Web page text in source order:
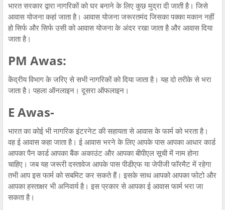
भारत सरकार द्वारा नागरिकों को घर बनाने के लिए कुछ मुद्रा दी जाती है। जिसे
आवास योजना कहां जाता है। आवास योजना जरूरतमंद जिसका पक्का मकान नहीं
हो सिर्फ और सिर्फ उसी को आवास योजना के अंदर रखा जाता है और आवास दिया
जाता है।
PM Awas:
केंद्रीय विभाग के जरिए से सभी नागरिकों को दिया जाता है। यह दो तरीके से भरा
जाता है। पहला ऑनलाइन। दूसरा ऑफलाइन।
E Awas-
भारत का कोई भी नागरिक इंटरनेट की सहायता से आवास के फार्म को भरता है।
वह ई आवास कहा जाता है। ई आवास भरने के लिए आपके पास आपका आधार कार्ड
आपका पैन कार्ड आपका बैंक अकाउंट और आपका बीपीएल सूची में नाम होना
चाहिए। जब यह जरूरी दस्तावेज आपके पास पीडीएफ या जेपीजी फॉरमैट में रहेगा
तभी आप इस फार्म को सबमिट कर सकते हैं। इसके साथ आपको आपका फोटो और
आपका हस्ताक्षर भी अनिवार्य है। इस प्रकार से आपका ई आवास फार्म भरा जा
सकता है।